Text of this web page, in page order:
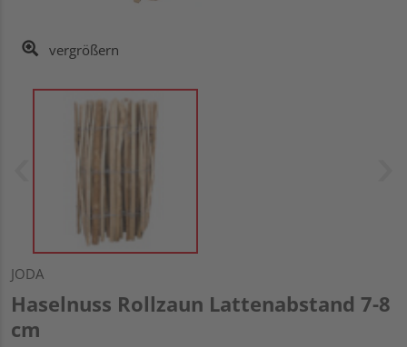
vergrößern
JODA
Haselnuss Rollzaun Lattenabstand 7-8
cm